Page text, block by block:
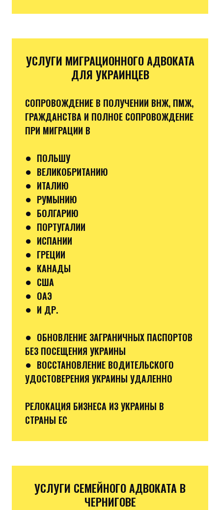
УСЛУГИ МИГРАЦИОННОГО АДВОКАТА
ДЛЯ УКРАИНЦЕВ
СОПРОВОЖДЕНИЕ В ПОЛУЧЕНИИ ВНЖ, ПМЖ,
ГРАЖДАНСТВА И ПОЛНОЕ СОПРОВОЖДЕНИЕ
ПРИ МИГРАЦИИ В
● ПОЛЬШУ
● ВЕЛИКОБРИТАНИЮ
● ИТАЛИЮ
● РУМЫНИЮ
● БОЛГАРИЮ
● ПОРТУГАЛИИ
● ИСПАНИИ
● ГРЕЦИИ
● КАНАДЫ
● США
● ОАЭ
● И ДР.
● ОБНОВЛЕНИЕ ЗАГРАНИЧНЫХ ПАСПОРТОВ
БЕЗ ПОСЕЩЕНИЯ УКРАИНЫ
● ВОССТАНОВЛЕНИЕ ВОДИТЕЛЬСКОГО
УДОСТОВЕРЕНИЯ УКРАИНЫ УДАЛЕННО
РЕЛОКАЦИЯ БИЗНЕСА ИЗ УКРАИНЫ В
СТРАНЫ ЕС
УСЛУГИ СЕМЕЙНОГО АДВОКАТА В
ЧЕРНИГОВЕ